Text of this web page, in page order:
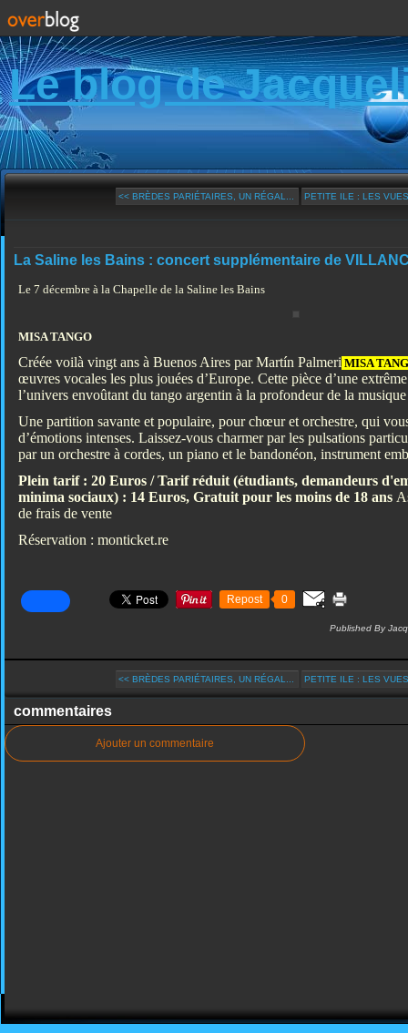
Le blog de
<< BRÈDES PARIÉTAIRES, UN RÉGAL... PETITE ILE : LES
La Saline les Bains : concert supplémentaire de
Le 7 décembre à la Chapelle de la Saline les Bains
MISA TANGO
Créée voilà vingt ans à Buenos Aires par Martín Palmeri MISA
œuvres vocales les plus jouées d’Europe. Cette pièce d’une
l’univers envoûtant du tango argentin à la profondeur de la
Une partition savante et populaire, pour chœur et orchestre, qui
d’émotions intenses. Laissez-vous charmer par les pulsations
par un orchestre à cordes, un piano et le bandonéon, instrument
Plein tarif : 20 Euros / Tarif réduit (étudiants, demandeurs
minima sociaux) : 14 Euros, Gratuit pour les moins de 18 ans
de frais de vente
Réservation : monticket.re
Repost 0
Published By
<< BRÈDES PARIÉTAIRES, UN RÉGAL... PETITE ILE : LES
commentaires
Ajouter un commentaire